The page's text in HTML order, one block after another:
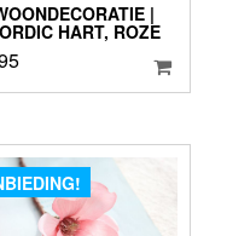
|
HART, ROZE